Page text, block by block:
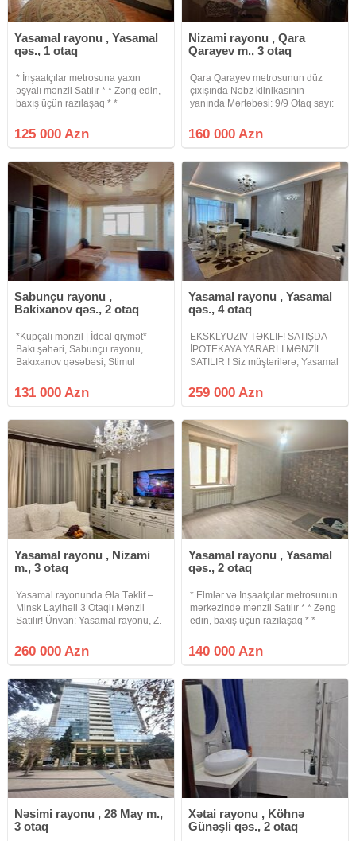
Yasamal rayonu , Yasamal
qəs., 1 otaq
* İnşaatçılar metrosuna yaxın
əşyalı mənzil Satılır * * Zəng edin,
baxış üçün razılaşaq * *
və şəffaf şəkildə aparılır * *
Binanın tipi : köhnə tikili (Xruşofka)
125 000 Azn
Nizami rayonu , Qara
Qarayev m., 3 otaq
Qara Qarayev metrosunun düz
çıxışında Nəbz klinikasının
yanında Mərtəbəsi: 9/9 Otaq sayı:
LENİNQRAD Mənzildə qaz, su,
işıq daimi, istilik sistemi mərkəzidir.
160 000 Azn
Sabunçu rayonu ,
Bakixanov qəs., 2 otaq
*Kupçalı mənzil | İdeal qiymət*
Bakı şəhəri, Sabunçu rayonu,
Bakıxanov qəsəbəsi, Stimul
daş binanın 5-ci mərtəbəsində
yerləşən *qanuni 2 otaqlı mənzil
131 000 Azn
Yasamal rayonu , Yasamal
qəs., 4 otaq
EKSKLYUZIV TƏKLIF! SATIŞDA
İPOTEKAYA YARARLI MƏNZİL
SATILIR ! Siz müştərilərə, Yasamal
yanında, M.Xiyabani küçəsində, 4
otaqlı super təmirli mənzilin
259 000 Azn
Yasamal rayonu , Nizami
m., 3 otaq
Yasamal rayonunda Əla Təklif –
Minsk Layihəli 3 Otaqlı Mənzil
Satılır! Ünvan: Yasamal rayonu, Z.
Qadın Məsləhətxanasının binası
Şəhərin ən rahat və əlverişli
260 000 Azn
Yasamal rayonu , Yasamal
qəs., 2 otaq
* Elmlər və İnşaatçılar metrosunun
mərkəzində mənzil Satılır * * Zəng
edin, baxış üçün razılaşaq * *
və şəffaf şəkildə aparılır * *
Binanın tipi : köhnə tikili (Xruşofka)
140 000 Azn
Nəsimi rayonu , 28 May m.,
3 otaq
Xətai rayonu , Köhnə
Günəşli qəs., 2 otaq